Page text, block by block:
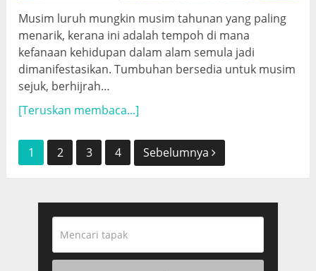
Musim luruh mungkin musim tahunan yang paling
menarik, kerana ini adalah tempoh di mana
kefanaan kehidupan dalam alam semula jadi
dimanifestasikan. Tumbuhan bersedia untuk musim
sejuk, berhijrah…
[Teruskan membaca...]
Posts
1 2 3 4 Sebelumnya